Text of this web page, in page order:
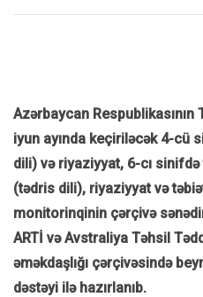
Azərbaycan
iyun ayında keçiriləcək 4-cü
dili) və riyaziyyat, 6-cı
(tədris dili), riyaziyyat və
monitorinqinin çərçivə
ARTİ və Avstraliya Təhsil
əməkdaşlığı çərçivəsində
dəstəyi ilə hazırlanıb.